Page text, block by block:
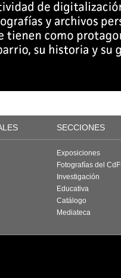
SECCIONES
Exposiciones
Fotografías del CdF
Investigación
Educativa
Catálogo
Mediateca